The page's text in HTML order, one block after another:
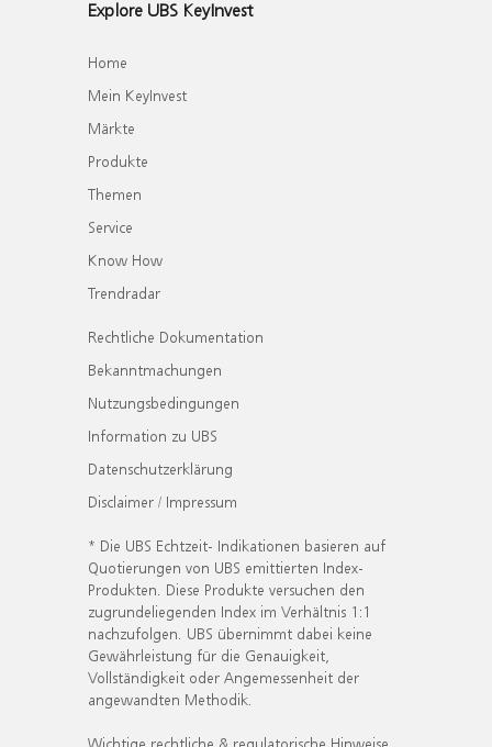
Explore UBS KeyInvest
Home
Mein KeyInvest
Märkte
Produkte
Themen
Service
Know How
Trendradar
Rechtliche Dokumentation
Bekanntmachungen
Nutzungsbedingungen
Information zu UBS
Datenschutzerklärung
Disclaimer / Impressum
* Die UBS Echtzeit- Indikationen basieren auf
Quotierungen von UBS emittierten Index-
Produkten. Diese Produkte versuchen den
zugrundeliegenden Index im Verhältnis 1:1
nachzufolgen. UBS übernimmt dabei keine
Gewährleistung für die Genauigkeit,
Vollständigkeit oder Angemessenheit der
angewandten Methodik.